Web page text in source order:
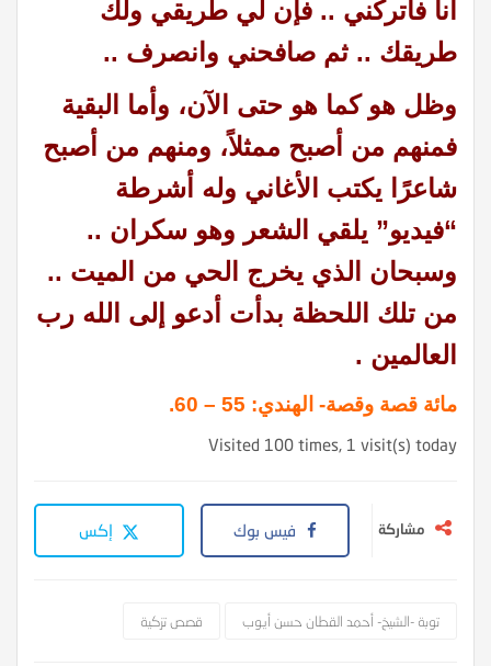
أنا فاتركني .. فإن لي طريقي ولك
طريقك .. ثم صافحني وانصرف ..
وظل هو كما هو حتى الآن، وأما البقية
فمنهم من أصبح ممثلاً، ومنهم من أصبح
شاعرًا يكتب الأغاني وله أشرطة
“فيديو” يلقي الشعر وهو سكران ..
وسبحان الذي يخرج الحي من الميت ..
من تلك اللحظة بدأت أدعو إلى الله رب
العالمين .
مائة قصة وقصة- الهندي: 55 – 60.
Visited 100 times, 1 visit(s) today
مشاركة فيس بوك إكس
توبة -الشيخ- أحمد القطان حسن أيوب قصص تزكية